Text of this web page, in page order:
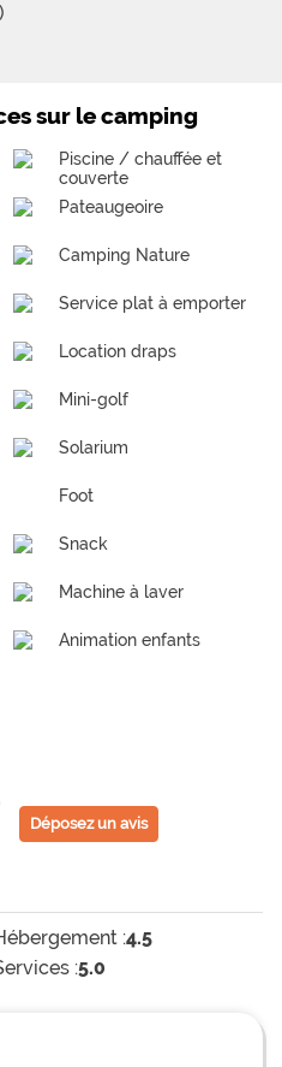
sur le camping
Piscine / chauffée et
couverte
Pateaugeoire
Camping Nature
Service plat à emporter
Location draps
Mini-golf
Solarium
Foot
Snack
Machine à laver
Animation enfants
Déposez un avis
:4.5
:5.0